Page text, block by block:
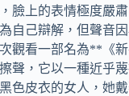
臉上的表情極度嚴
己辯解，但聲
看一部名為**《
，它以一種近
皮衣的女人，她